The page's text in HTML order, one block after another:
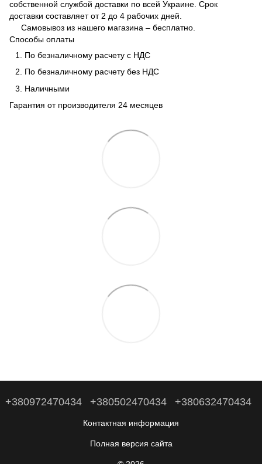
собственной службой доставки по всей Украине. Срок
доставки составляет от 2 до 4 рабочих дней.
Самовывоз из нашего магазина – бесплатно.
Способы оплаты
По безналичному расчету с НДС
По безналичному расчету без НДС
Наличными
Гарантия от производителя 24 месяцев
+380972470434 +380502470434 +380632470434
Контактная информация
Полная версия сайта